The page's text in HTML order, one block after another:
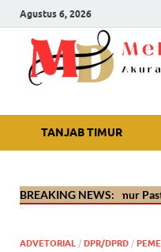
Agustus 6, 2026
TANJAB TIMUR
BREAKING NEWS:
Tanjab Timur Pastikan
ADVETORIAL / DPR/DPRD /